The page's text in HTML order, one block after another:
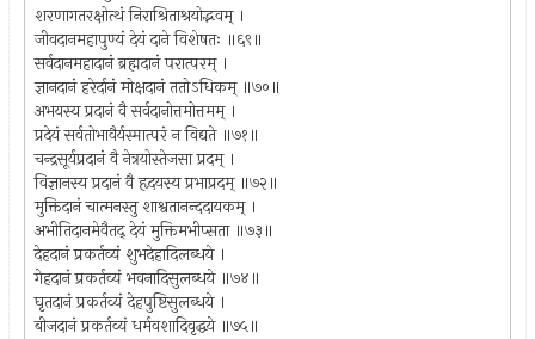
शरणागतरक्षोत्थं निराश्रिताश्रयोद्भवम् ।
जीवदानमहापुण्यं देयं दाने विशेषतः ॥६९॥
सर्वदानमहादानं ब्रह्मदानं परात्परम् ।
ज्ञानदानं हरेर्दानं मोक्षदानं ततोऽधिकम् ॥७०॥
अभयस्य प्रदानं वै सर्वदानोत्तमोत्तमम् ।
प्रदेयं सर्वतोभावैर्यस्मात्परं न विद्यते ॥७१॥
चन्द्रसूर्यप्रदानं वै नेत्रयोस्तेजसा प्रदम् ।
विज्ञानस्य प्रदानं वै हृदयस्य प्रभाप्रदम् ॥७२॥
मुक्तिदानं चात्मनस्तु शाश्वतानन्ददायकम् ।
अभीतिदानमेवैतद् देयं मुक्तिमभीप्सता ॥७३॥
देहदानं प्रकर्तव्यं शुभदेहादिलब्धये ।
गेहदानं प्रकर्तव्यं भवनादिसुलब्धये ॥७४॥
घृतदानं प्रकर्तव्यं देहपुष्टिसुलब्धये ।
बीजदानं प्रकर्तव्यं धर्मवशादिवृद्धये ॥७५॥